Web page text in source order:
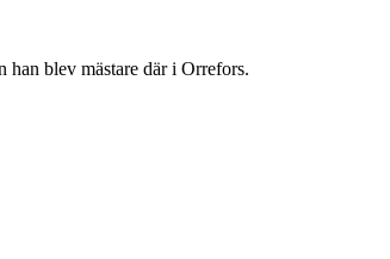
han blev mästare där i Orrefors.